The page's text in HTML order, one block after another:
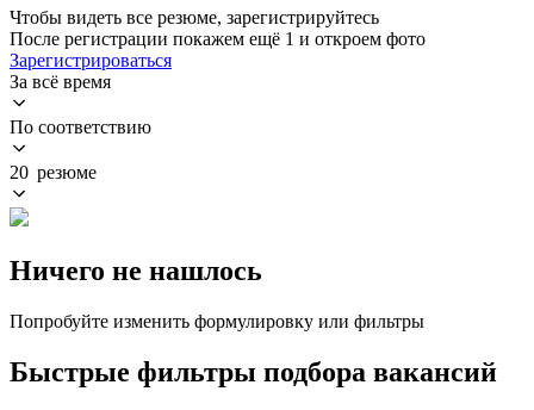
Чтобы видеть все резюме, зарегистрируйтесь
После регистрации покажем ещё 1 и откроем фото
Зарегистрироваться
За всё время
По соответствию
20 резюме
Ничего не нашлось
Попробуйте изменить формулировку или фильтры
Быстрые фильтры подбора вакансий